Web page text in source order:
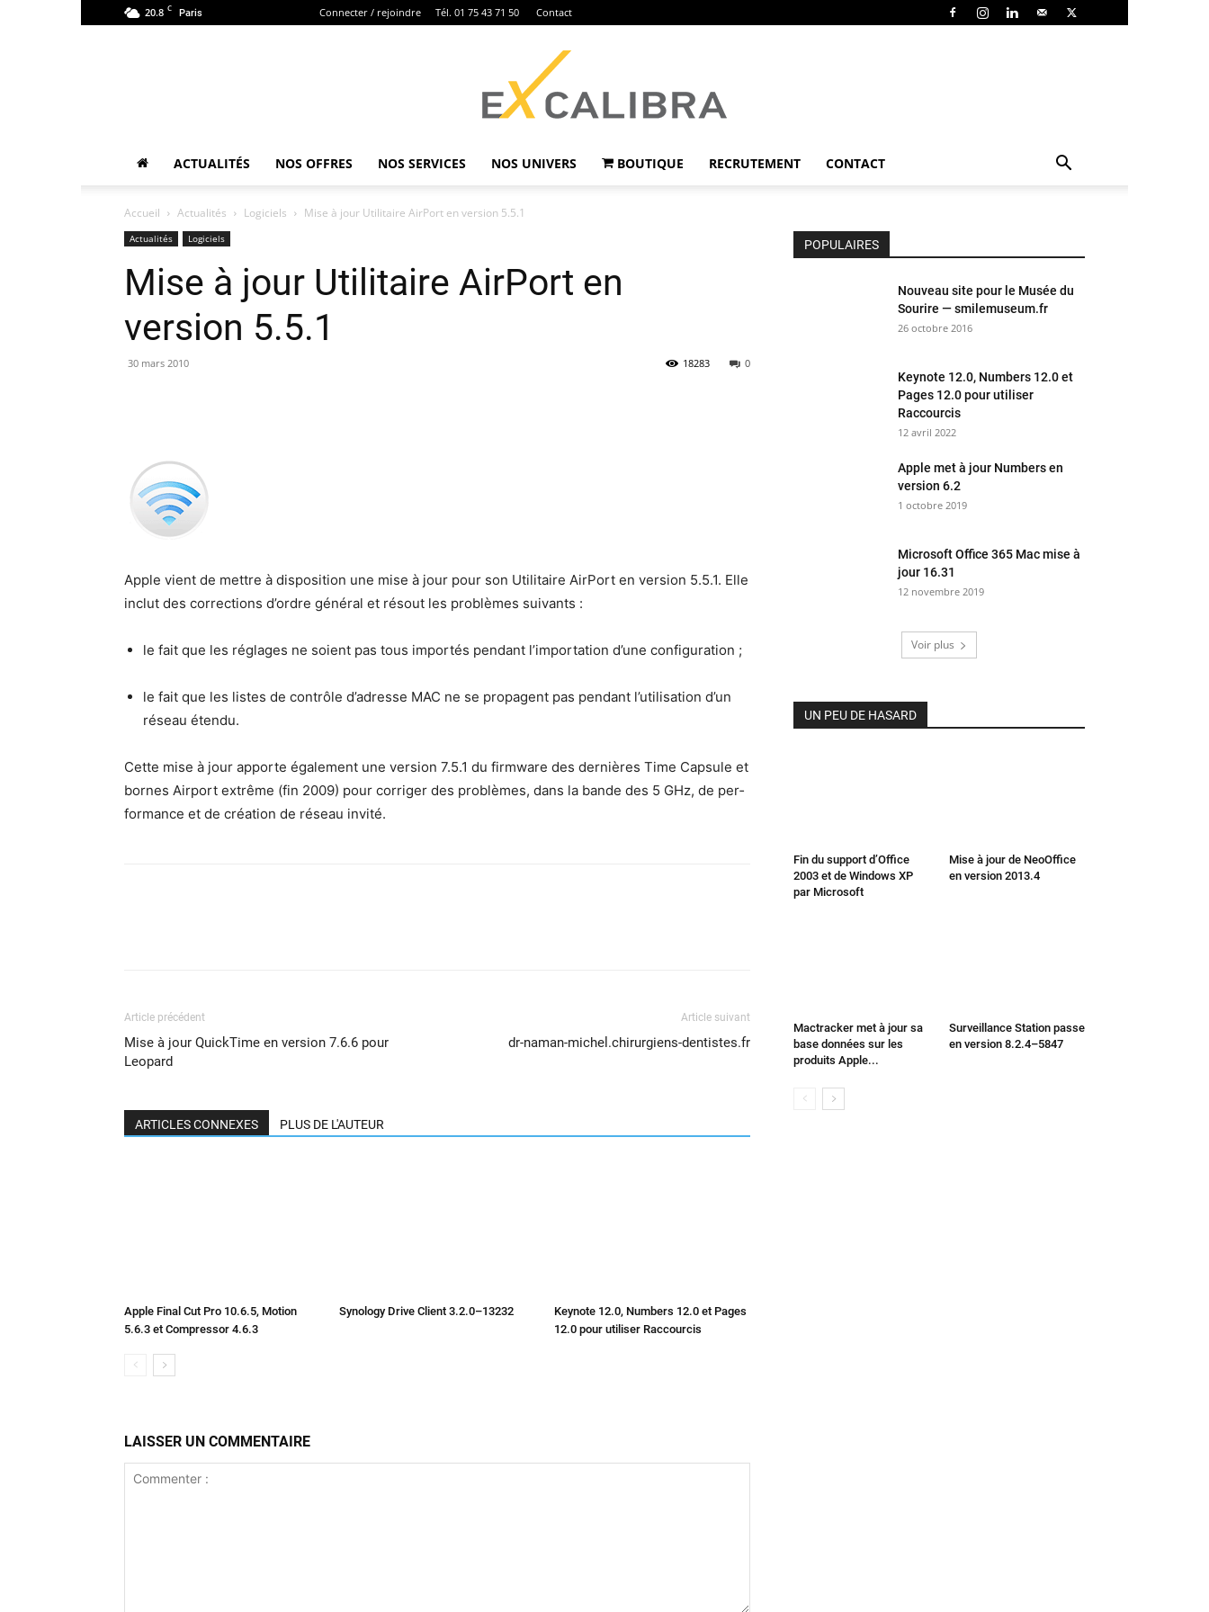
20.8 C Paris Connecter / rejoindre Tél. 01 75 43 71 50 Contact
Calibra
ACTUALITÉS NOS OFFRES NOS SERVICES NOS UNIVERS BOUTIQUE RECRUTEMENT CONTACT
Accueil Actualités Logiciels Mise à jour Utilitaire AirPort en version 5.5.1
Actualités Logiciels
Mise à jour Utilitaire AirPort en
version 5.5.1
30 mars 2010 0
18283
Apple vient de met­tre à dis­po­si­tion une mise à jour pour son Util­i­taire Air­Port en ver­sion 5.5.1. Elle
inclut des cor­rec­tions d’ordre général et résout les prob­lèmes suivants :
le fait que les réglages ne soient pas tous importés pen­dant l’importation d’une configuration ;
le fait que les listes de con­trôle d’adresse MAC ne se propa­gent pas pen­dant l’utilisation d’un
réseau étendu.
Cette mise à jour apporte égale­ment une ver­sion 7.5.1 du firmware des dernières Time Cap­sule et
bornes Air­port extrême (fin 2009) pour cor­riger des prob­lèmes, dans la bande des 5 GHz, de per­
for­mance et de créa­tion de réseau invité.
Article précédent
Mise à jour QuickTime en version 7.6.6 pour
Leopard
Article suivant
dr-naman-michel.chirurgiens-dentistes.fr
ARTICLES CONNEXES PLUS DE L'AUTEUR
Apple Final Cut Pro 10.6.5, Motion
5.6.3 et Compressor 4.6.3
Synology Drive Client 3.2.0–13232
Keynote 12.0, Numbers 12.0 et Pages
12.0 pour utiliser Raccourcis
LAISSER UN COMMENTAIRE
POPULAIRES
Nouveau site pour le Musée du
Sourire — smilemuseum.fr
26 octobre 2016
Keynote 12.0, Numbers 12.0 et
Pages 12.0 pour utiliser
Raccourcis
12 avril 2022
Apple met à jour Numbers en
version 6.2
1 octobre 2019
Microsoft Office 365 Mac mise à
jour 16.31
12 novembre 2019
Voir plus
UN PEU DE HASARD
Fin du support d’Office
2003 et de Windows XP
par Microsoft
Mise à jour de NeoOffice
en version 2013.4
Mactracker met à jour sa
base données sur les
produits Apple...
Surveillance Station passe
en version 8.2.4–5847